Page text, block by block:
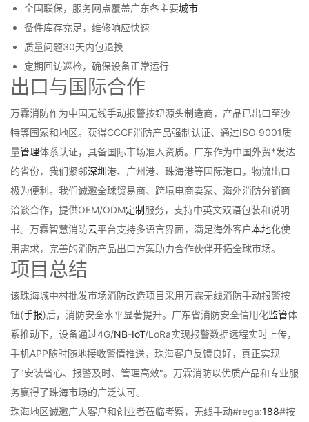
全国联保，服务网点覆盖广东各主要城市
备件库存充足，维修响应快速
质量问题30天内包退换
定期回访巡检，确保设备正常运行
出口与国际合作
万霖消防作为中国无线手动报警按钮源头制造商，产品已出口至沙
特等国家和地区。获得CCCF消防产品强制认证、通过ISO 9001质
量管理体系认证，具备国际市场准入资质。广东作为中国外贸*发达
的省份，我们紧邻深圳港、广州港、珠海港等国际港口，物流出口
极为便利。我们诚邀全球贸易商、跨境电商卖家、海外消防分销商
洽谈合作，提供OEM/ODM定制服务，支持中英文双语包装和说明
书。万霖智慧消防云平台支持多语言界面，满足海外客户本地化使
用需求，完善的消防产品出口方案助力合作伙伴开拓全球市场。
项目总结
该珠海城中村批发市场消防改造项目采用万霖无线消防手动报警按
钮(手报)后，消防安全水平显著提升。广东省消防安全信用化监管体
系推动下，设备通过4G/NB-IoT/LoRa实现报警数据远程实时上传，
手机APP随时随地接收警情推送，珠海客户反馈良好，真正实现
了"安装省心、报警及时、管理高效"。万霖消防以优质产品和专业服
务赢得了珠海市场的广泛认可。
珠海地区诚邀广大客户和创业者莅临考察，无线手动#rega:188#按